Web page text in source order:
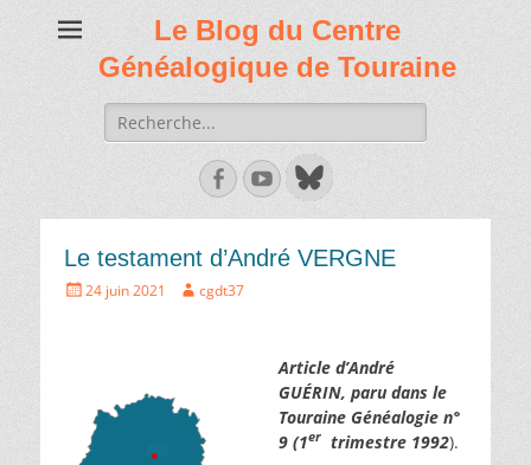
Le Blog du Centre
Généalogique de Touraine
Recherche
de:
Facebook
Youtube
Le testament d’André VERGNE
Écrit24 juin 2021 Auteur
cgdt37
Article d’André
GUÉRIN, paru dans le
Touraine Généalogie n°
9 (1er trimestre 1992).